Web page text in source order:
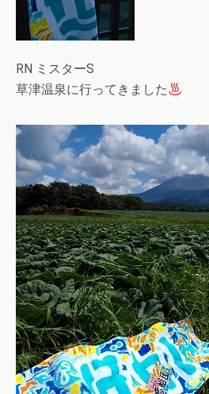
RN ミスターS
草津温泉に行ってきました